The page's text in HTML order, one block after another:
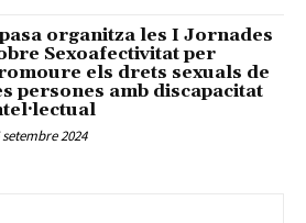
organitza les I Jornades
Sexoafectivitat per
els drets sexuals de
persones amb discapacitat
setembre 2024